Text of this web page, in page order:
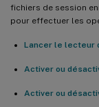
fichiers de session
pour effectuer les
Lancer le lecteur
Activer ou
Activer ou